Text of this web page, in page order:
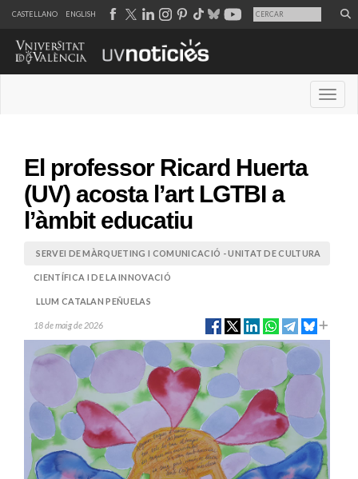
CASTELLANO ENGLISH
El professor Ricard Huerta
(UV) acosta l’art LGTBI a
l’àmbit educatiu
SERVEI DE MÀRQUETING I COMUNICACIÓ - UNITAT DE CULTURA
CIENTÍFICA I DE LA INNOVACIÓ
LLUM CATALAN PEÑUELAS
18 de maig de 2026